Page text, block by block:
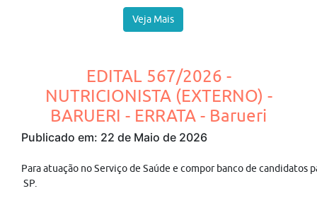
Veja Mais
EDITAL 567/2026 -
NUTRICIONISTA (EXTERNO) -
BARUERI - ERRATA - Barueri
Publicado em: 22 de Maio de 2026
Para atuação no Serviço de Saúde e compor banco de
SP.